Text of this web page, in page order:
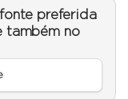
fonte preferida
também no